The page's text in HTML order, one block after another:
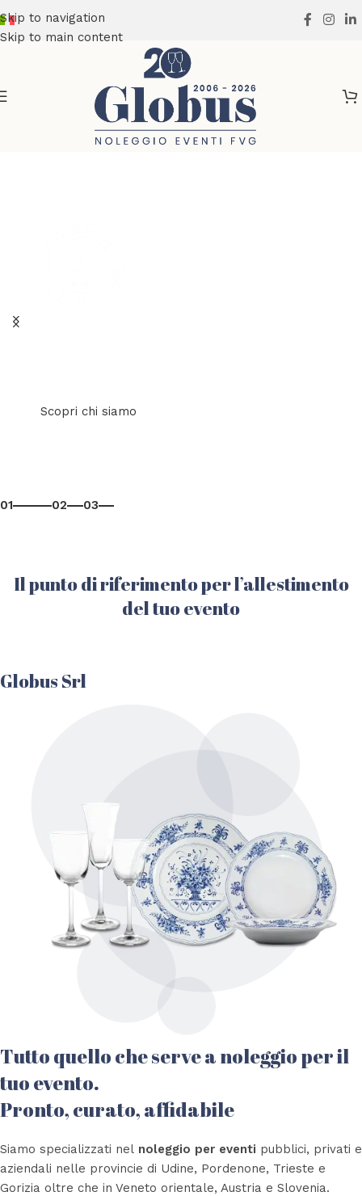
Skip to navigation
Skip to main content
Scopri chi siamo
01 02 03
Il punto di riferimento per l’allestimento
del tuo evento
Globus Srl
Tutto quello che serve a noleggio per il
tuo evento.
Pronto, curato, affidabile
Siamo specializzati nel noleggio per eventi pubblici, privati e
aziendali nelle provincie di Udine, Pordenone, Trieste e
Gorizia oltre che in Veneto orientale, Austria e Slovenia.